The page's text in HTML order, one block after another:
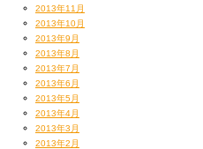
2013年11月
2013年10月
2013年9月
2013年8月
2013年7月
2013年6月
2013年5月
2013年4月
2013年3月
2013年2月